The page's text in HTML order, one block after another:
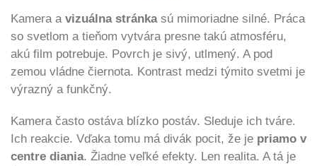
Kamera a vizuálna stránkasú mimoriadne silné. Práca
so svetlom a tieňom vytvára presne takú atmosféru,
akú film potrebuje. Povrch je sivý, utlmený. A pod
zemou vládne čiernota. Kontrast medzi týmito svetmi je
výrazný a funkčný.
Kamera často ostáva blízko postáv. Sleduje ich tváre.
Ich reakcie. Vďaka tomu má divák pocit, že je priamo v
centre diania. Žiadne veľké efekty. Len realita. A tá je